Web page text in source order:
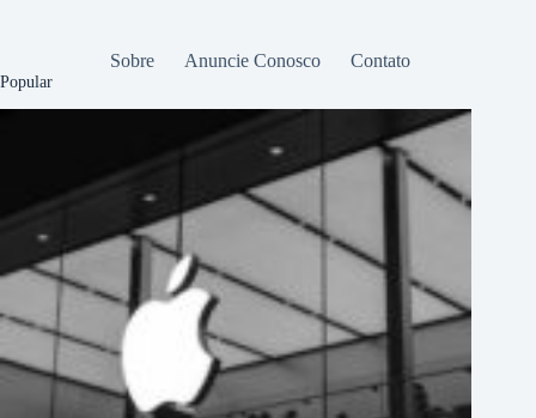
Sobre Anuncie Conosco Contato
Popular